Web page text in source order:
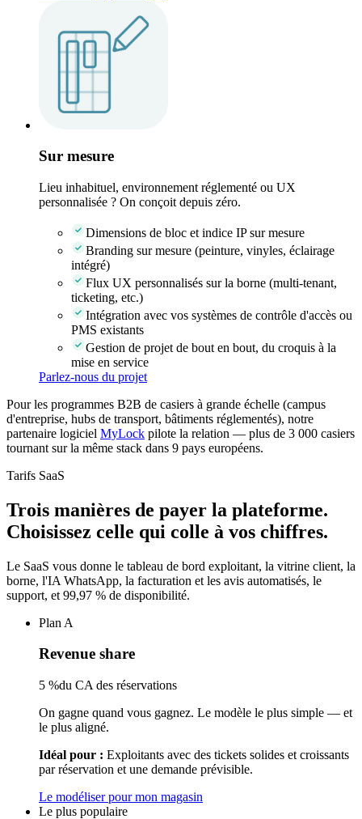
Sur mesure
Lieu inhabituel, environnement réglementé ou UX
personnalisée ? On conçoit depuis zéro.
Dimensions de bloc et indice IP sur mesure
Branding sur mesure (peinture, vinyles, éclairage
intégré)
Flux UX personnalisés sur la borne (multi-tenant,
ticketing, etc.)
Intégration avec vos systèmes de contrôle d'accès ou
PMS existants
Gestion de projet de bout en bout, du croquis à la
mise en service
Parlez-nous du projet
Pour les programmes B2B de casiers à grande échelle (campus
d'entreprise, hubs de transport, bâtiments réglementés), notre
partenaire logiciel MyLock pilote la relation — plus de 3 000 casiers
tournant sur la même stack dans 9 pays européens.
Tarifs SaaS
Trois manières de payer la plateforme.
Choisissez celle qui colle à vos chiffres.
Le SaaS vous donne le tableau de bord exploitant, la vitrine client, la
borne, l'IA WhatsApp, la facturation et les avis automatisés, le
support, et 99,97 % de disponibilité.
Plan A
Revenue share
5 %du CA des réservations
On gagne quand vous gagnez. Le modèle le plus simple — et
le plus aligné.
Idéal pour : Exploitants avec des tickets solides et croissants
par réservation et une demande prévisible.
Le modéliser pour mon magasin
Le plus populaire